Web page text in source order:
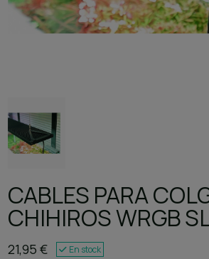
CABLES PARA
CHIHIROS WRGB
21,95 € En stock